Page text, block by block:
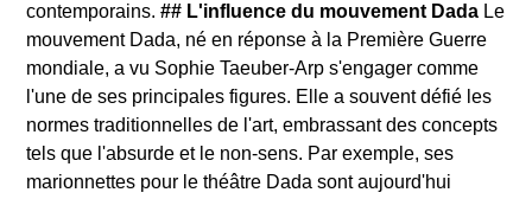
contemporains.## L'influence du mouvement Dada Le
mouvement Dada, né en réponse à la Première Guerre
mondiale, a vu Sophie Taeuber-Arp s'engager comme
l'une de ses principales figures. Elle a souvent défié les
normes traditionnelles de l'art, embrassant des concepts
tels que l'absurde et le non-sens. Par exemple, ses
marionnettes pour le théâtre Dada sont aujourd'hui